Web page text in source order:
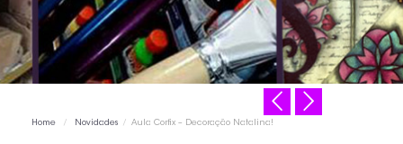
Home / Novidades / Aula Corfix – Decoração Natalina!